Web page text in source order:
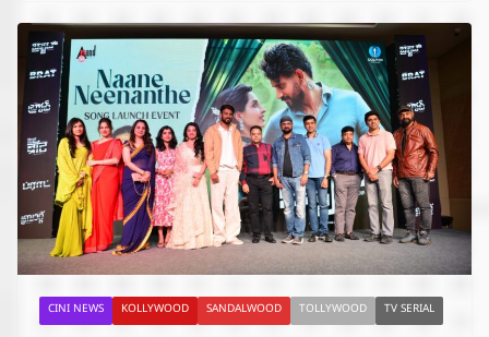
CINI NEWS KOLLYWOOD SANDALWOOD TOLLYWOOD TV SERIAL